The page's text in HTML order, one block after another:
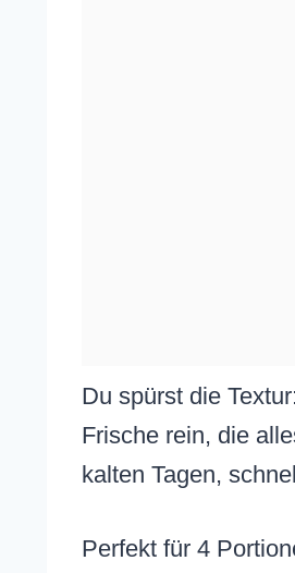
Du spürst die
Frische rein, die
kalten Tagen,
Perfekt für 4